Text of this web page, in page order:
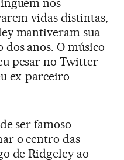
nos
vidas distintas,
mantiveram sua
anos. O músico
pesar no Twitter
ex-parceiro
ser famoso
o centro das
de Ridgeley ao